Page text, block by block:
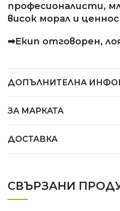
професионалисти,
висок морал и
➡Екип отговорен,
ДОПЪЛНИТЕЛНА
ЗА МАРКАТА
ДОСТАВКА
СВЪРЗАНИ